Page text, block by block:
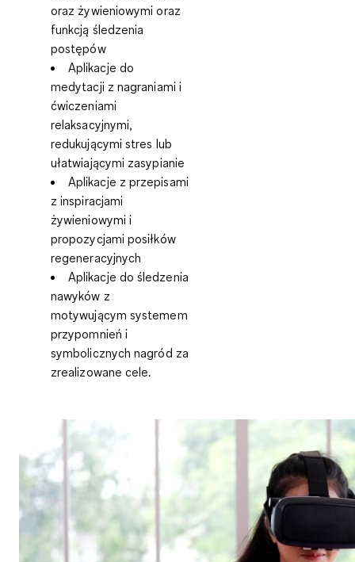
oraz żywieniowymi oraz
funkcją śledzenia
postępów
Aplikacje do
medytacji z nagraniami i
ćwiczeniami
relaksacyjnymi,
redukującymi stres lub
ułatwiającymi zasypianie
Aplikacje z przepisami
z inspiracjami
żywieniowymi i
propozycjami posiłków
regeneracyjnych
Aplikacje do śledzenia
nawyków z
motywującym systemem
przypomnień i
symbolicznych nagród za
zrealizowane cele.